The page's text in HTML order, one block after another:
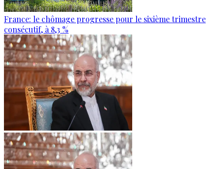
France: le chômage progresse pour le sixième trimestre
consécutif, à 8,3 %